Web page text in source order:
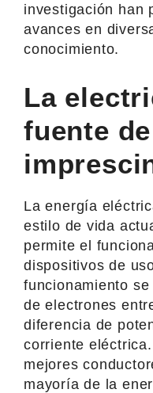
investigación han
avances en
conocimiento.
La
fuente
La energía
estilo de vida
permite el
dispositivos de
funcionamiento
de electrones
diferencia de
corriente
mejores
mayoría de la